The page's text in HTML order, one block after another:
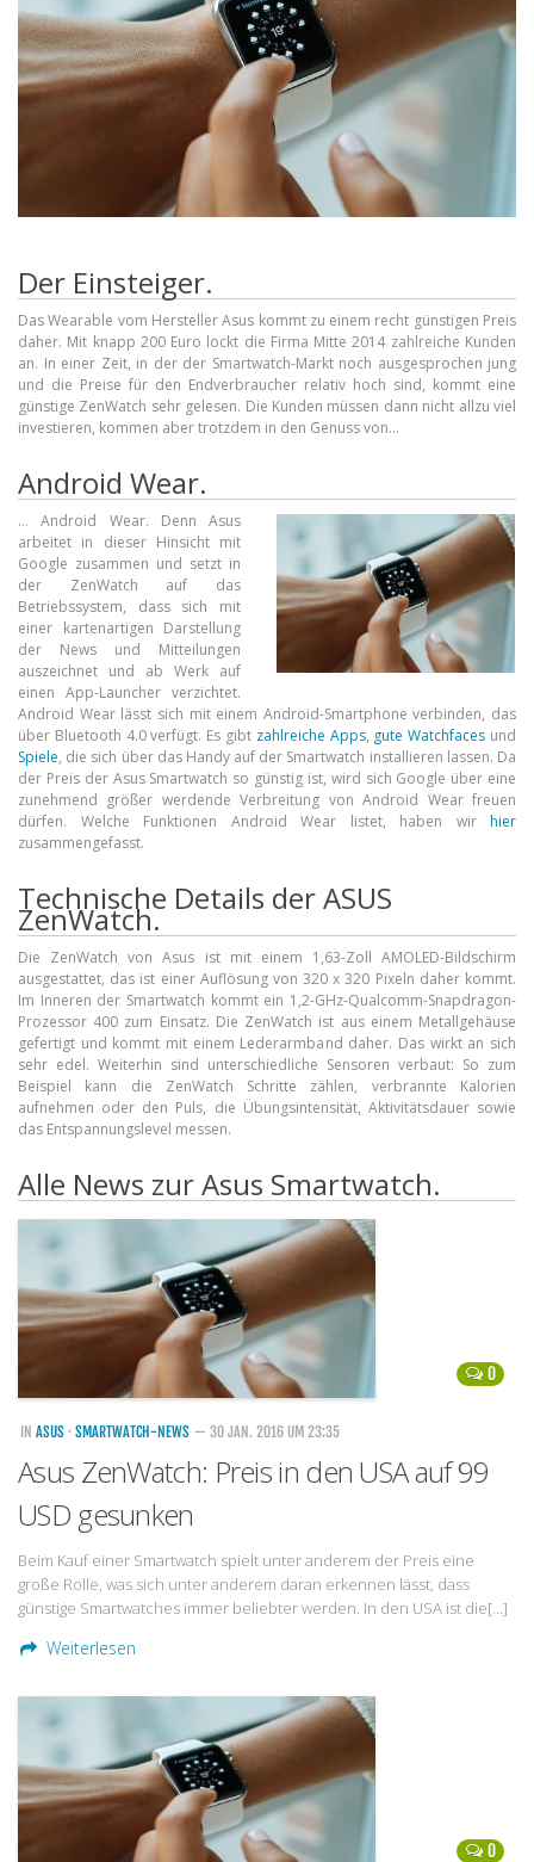
Prepaid-Tarife
Datentarife
Flatrate-Prepaidtarife
Mobilfunk-Vergleichsrechner
Mobilfunk-Tarifrechner
Flatrate-Datentarife
Der Einsteiger.
Das Wearable vom Hersteller Asus kommt zu einem recht günstigen Preis
daher. Mit knapp 200 Euro lockt die Firma Mitte 2014 zahlreiche Kunden
an. In einer Zeit, in der der Smartwatch-Markt noch ausgesprochen jung
und die Preise für den Endverbraucher relativ hoch sind, kommt eine
günstige ZenWatch sehr gelesen. Die Kunden müssen dann nicht allzu viel
investieren, kommen aber trotzdem in den Genuss von…
Android Wear.
… Android Wear. Denn Asus
arbeitet in dieser Hinsicht mit
Google zusammen und setzt in
der ZenWatch auf das
Betriebssystem, dass sich mit
einer kartenartigen Darstellung
der News und Mitteilungen
auszeichnet und ab Werk auf
einen App-Launcher verzichtet.
Android Wear lässt sich mit einem Android-Smartphone verbinden, das
über Bluetooth 4.0 verfügt. Es gibt zahlreiche Apps, gute Watchfaces und
Spiele, die sich über das Handy auf der Smartwatch installieren lassen. Da
der Preis der Asus Smartwatch so günstig ist, wird sich Google über eine
zunehmend größer werdende Verbreitung von Android Wear freuen
dürfen. Welche Funktionen Android Wear listet, haben wir hier
zusammengefasst.
Technische Details der ASUS
ZenWatch.
Die ZenWatch von Asus ist mit einem 1,63-Zoll AMOLED-Bildschirm
ausgestattet, das ist einer Auflösung von 320 x 320 Pixeln daher kommt.
Im Inneren der Smartwatch kommt ein 1,2-GHz-Qualcomm-Snapdragon-
Prozessor 400 zum Einsatz. Die ZenWatch ist aus einem Metallgehäuse
gefertigt und kommt mit einem Lederarmband daher. Das wirkt an sich
sehr edel. Weiterhin sind unterschiedliche Sensoren verbaut: So zum
Beispiel kann die ZenWatch Schritte zählen, verbrannte Kalorien
aufnehmen oder den Puls, die Übungsintensität, Aktivitätsdauer sowie
das Entspannungslevel messen.
Alle News zur Asus Smartwatch.
0
IN ASUS · SMARTWATCH-NEWS — 30 JAN. 2016 UM 23:35
Asus ZenWatch: Preis in den USA auf 99
USD gesunken
Beim Kauf einer Smartwatch spielt unter anderem der Preis eine
große Rolle, was sich unter anderem daran erkennen lässt, dass
günstige Smartwatches immer beliebter werden. In den USA ist die[…]
Weiterlesen
0